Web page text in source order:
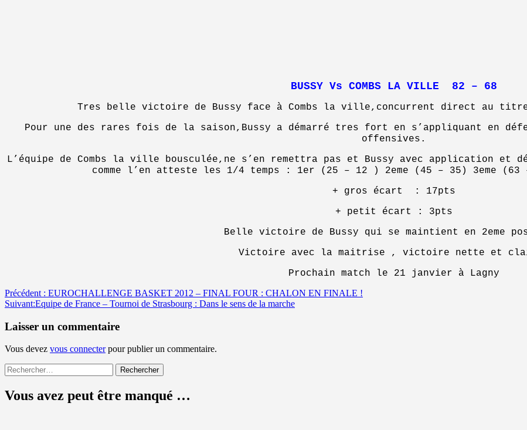
BUSSY Vs COMBS LA VILLE 82 – 68
Tres belle victoire de Bussy face à Combs la ville,concurrent direct au titre
Pour une des rares fois de la saison,Bussy a démarré tres fort en s’appliquant en
offensives.
L’équipe de Combs la ville bousculée,ne s’en remettra pas et Bussy avec application et
comme l’en atteste les 1/4 temps : 1er (25 – 12 ) 2eme (45 – 35) 3eme
+ gros écart : 17pts
+ petit écart : 3pts
Belle victoire de Bussy qui se maintient en 2eme
Victoire avec la maitrise , victoire nette et
Prochain match le 21 janvier à Lagny
Navigation
d’article
Précédent : EUROCHALLENGE BASKET 2012 – FINAL FOUR : CHALON EN FINALE !
Suivant:Equipe de France – Tournoi de Strasbourg : Dans le sens de la marche
Laisser un commentaire
Vous devez vous connecterpour publier un commentaire.
Rechercher :
Vous avez peut être manqué …